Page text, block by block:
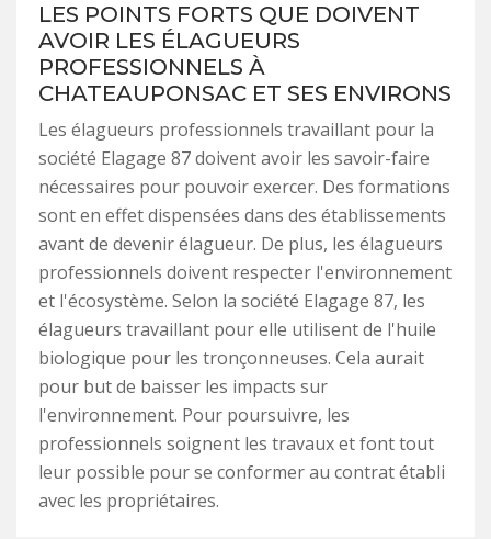
LES POINTS FORTS QUE DOIVENT
AVOIR LES ÉLAGUEURS
PROFESSIONNELS À
CHATEAUPONSAC ET SES ENVIRONS
Les élagueurs professionnels travaillant pour la
société Elagage 87 doivent avoir les savoir-faire
nécessaires pour pouvoir exercer. Des formations
sont en effet dispensées dans des établissements
avant de devenir élagueur. De plus, les élagueurs
professionnels doivent respecter l'environnement
et l'écosystème. Selon la société Elagage 87, les
élagueurs travaillant pour elle utilisent de l'huile
biologique pour les tronçonneuses. Cela aurait
pour but de baisser les impacts sur
l'environnement. Pour poursuivre, les
professionnels soignent les travaux et font tout
leur possible pour se conformer au contrat établi
avec les propriétaires.